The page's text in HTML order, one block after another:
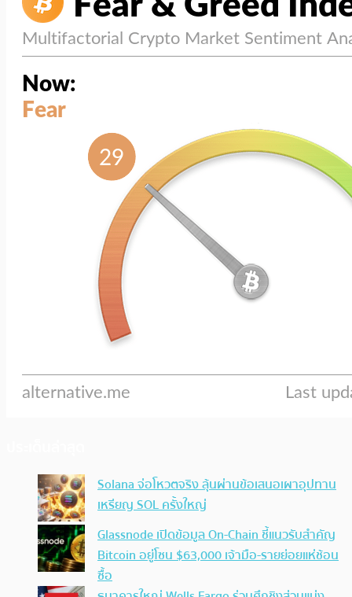
Solana จ่อโหวตจริง ลุ้นผ่านข้อเสนอเผาอุปทาน
เหรียญ SOL ครั้งใหญ่
Glassnode เปิดข้อมูล On-Chain ชี้แนวรับสำคัญ
Bitcoin อยู่โซน $63,000 เจ้ามือ-รายย่อยแห่ช้อน
ซื้อ